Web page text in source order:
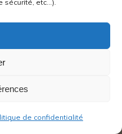
sécurité, etc...).
de confidentialité